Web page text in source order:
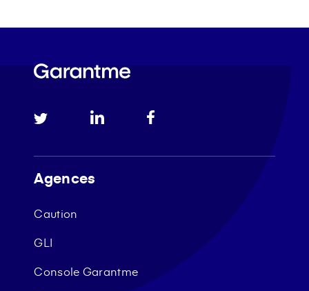
Agences
Caution
GLI
Console Garantme